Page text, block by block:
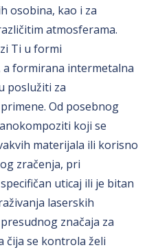
osobina, kao i za
atmosferama.
Ti u formi
formirana intermetalna
poslužiti za
Od posebnog
koji se
materijala ili korisno
zračenja, pri
uticaj ili je bitan
laserskih
značaja za
čija se kontrola želi